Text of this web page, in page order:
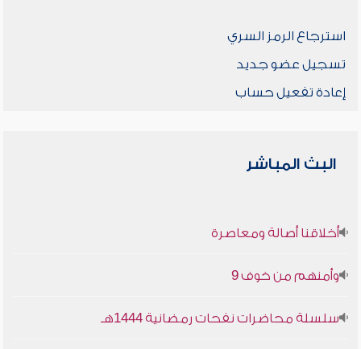
استرجاع الرمز السري
تسجيل عضو جديد
إعادة تفعيل حساب
البث المباشر
أخلاقنا أصالة ومعاصرة
وأمنهم من خوف 9
سلسلة محاضرات نفحات رمضانية 1444هـ